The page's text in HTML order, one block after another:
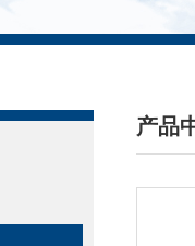
产品
/